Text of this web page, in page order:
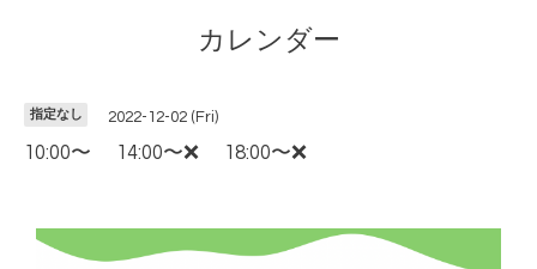
カレンダー
指定なし 2022-12-02 (Fri)
10:00〜 14:00〜❌ 18:00〜❌